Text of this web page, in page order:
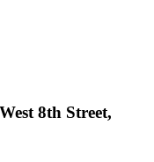
8th Street,